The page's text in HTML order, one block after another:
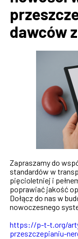
dawców
Zapraszamy do
standardów w
pięcioletniej i
poprawiać jakość
Dołącz do nas w
nowoczesnego
https://p-t-t.org/
przeszczepianiu-